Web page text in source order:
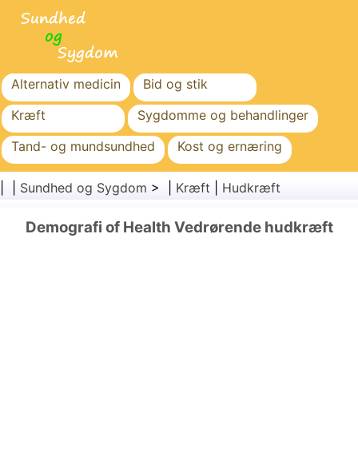
Alternativ medicin
Bid og stik
Kræft
Sygdomme og behandlinger
Tand- og mundsundhed
Kost og ernæring
Familiesundhed
Sundhedssektoren
Kirurgi og procedurer
Sundhed og Sygdom > | Kræft Hudkræft
Demografi of Health Vedrørende hudkræft